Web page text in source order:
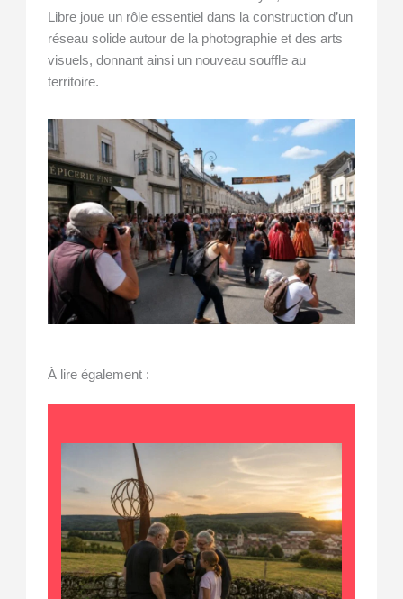
Libre joue un rôle essentiel dans la construction d’un
réseau solide autour de la photographie et des arts
visuels, donnant ainsi un nouveau souffle au
territoire.
À lire également :